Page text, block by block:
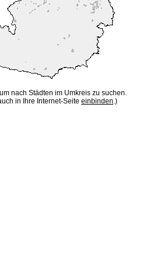
nach Städten im Umkreis zu suchen.
in Ihre Internet-Seite einbinden.)